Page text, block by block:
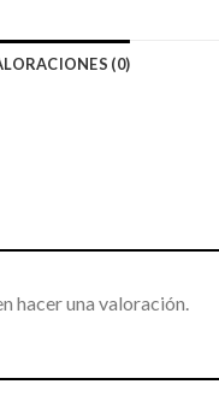
(0)
hacer una valoración.